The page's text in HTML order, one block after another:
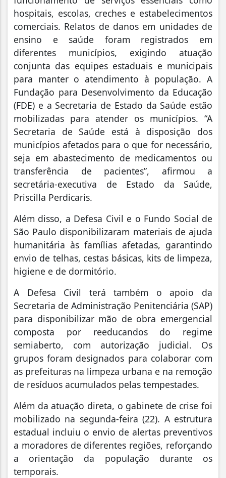
hospitais, escolas, creches e estabelecimentos
comerciais. Relatos de danos em unidades de
ensino e saúde foram registrados em
diferentes municípios, exigindo atuação
conjunta das equipes estaduais e municipais
para manter o atendimento à população. A
Fundação para Desenvolvimento da Educação
(FDE) e a Secretaria de Estado da Saúde estão
mobilizadas para atender os municípios. “A
Secretaria de Saúde está à disposição dos
municípios afetados para o que for necessário,
seja em abastecimento de medicamentos ou
transferência de pacientes”, afirmou a
secretária-executiva de Estado da Saúde,
Priscilla Perdicaris.
Além disso, a Defesa Civil e o Fundo Social de
São Paulo disponibilizaram materiais de ajuda
humanitária às famílias afetadas, garantindo
envio de telhas, cestas básicas, kits de limpeza,
higiene e de dormitório.
A Defesa Civil terá também o apoio da
Secretaria de Administração Penitenciária (SAP)
para disponibilizar mão de obra emergencial
composta por reeducandos do regime
semiaberto, com autorização judicial. Os
grupos foram designados para colaborar com
as prefeituras na limpeza urbana e na remoção
de resíduos acumulados pelas tempestades.
Além da atuação direta, o gabinete de crise foi
mobilizado na segunda-feira (22). A estrutura
estadual incluiu o envio de alertas preventivos
a moradores de diferentes regiões, reforçando
a orientação da população durante os
temporais.